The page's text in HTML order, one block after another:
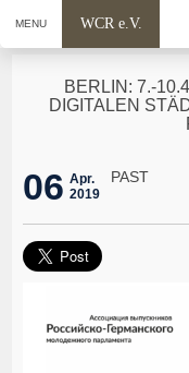
MENU WCR e.V.
BERLIN: 7.-
DIGITALEN
06 Apr.
2019
PAST